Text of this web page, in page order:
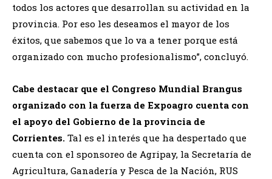
todos los actores que desarrollan su actividad en la
provincia. Por eso les deseamos el mayor de los
éxitos, que sabemos que lo va a tener porque está
organizado con mucho profesionalismo”, concluyó.
Cabe destacar que el Congreso Mundial Brangus
organizado con la fuerza de Expoagro cuenta con
el apoyo del Gobierno de la provincia de
Corrientes. Tal es el interés que ha despertado que
cuenta con el sponsoreo de Agripay, la Secretaría de
Agricultura, Ganadería y Pesca de la Nación, RUS